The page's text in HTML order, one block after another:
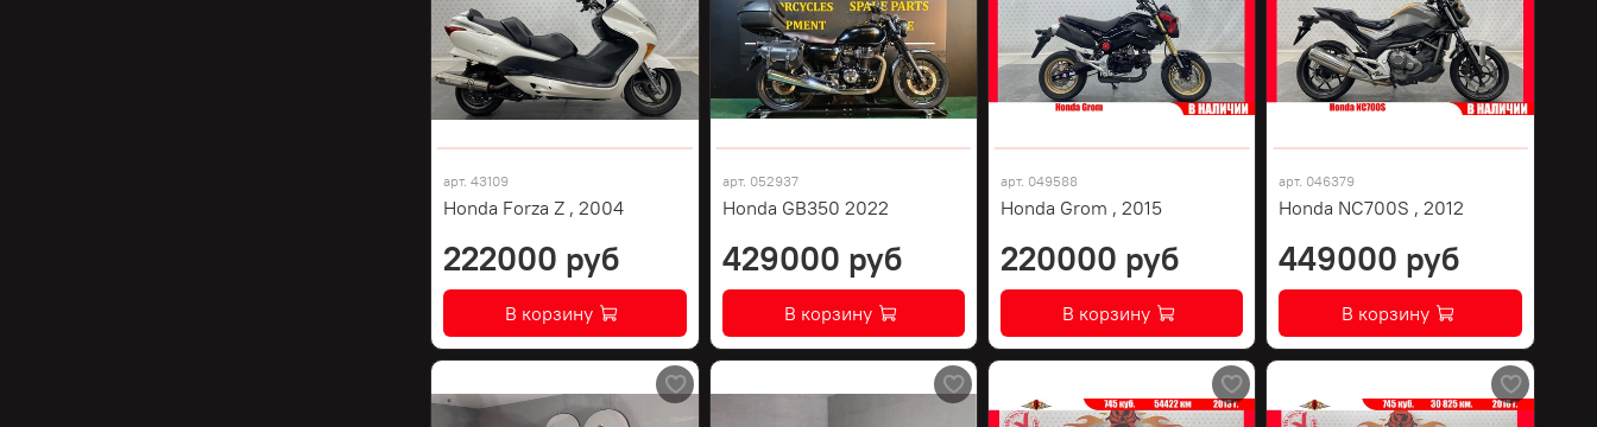
арт.43109
Honda Forza Z , 2004
222000 руб
В корзину
арт. 052937
Honda GB350 2022
429000 руб
В корзину
арт. 049588
Honda Grom , 2015
220000 руб
В корзину
арт. 046379
Honda NC700S , 2012
449000 руб
В корзину